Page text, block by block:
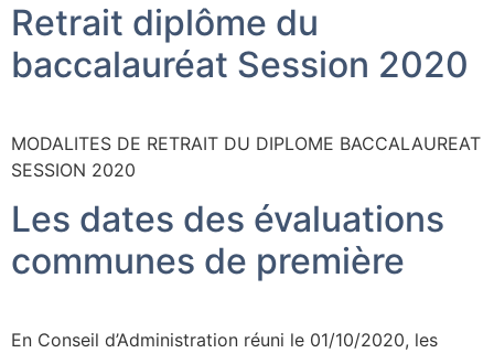
Retrait diplôme du
baccalauréat Session 2020
MODALITES DE RETRAIT DU DIPLOME BACCALAUREAT
SESSION 2020
Les dates des évaluations
communes de première
En Conseil d’Administration réuni le 01/10/2020, les